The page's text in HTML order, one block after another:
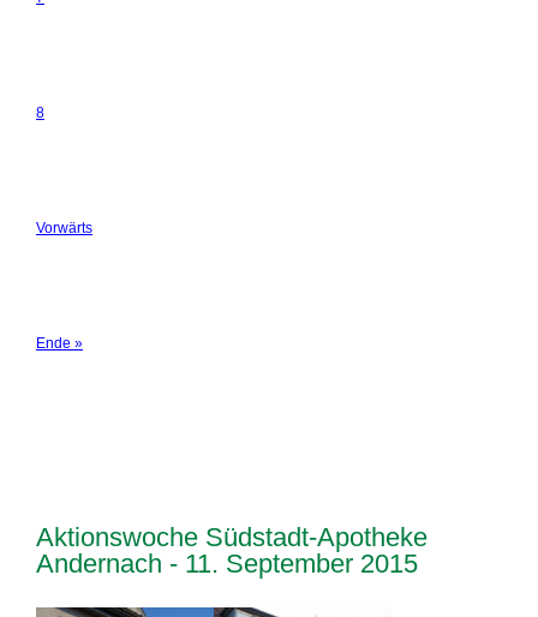
8
Vorwärts
Ende »
Aktionswoche Südstadt-Apotheke
Andernach - 11. September 2015